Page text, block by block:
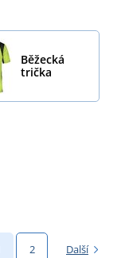
Běžecká
trička
2 Další